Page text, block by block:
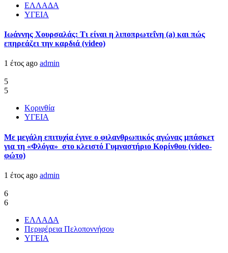
ΕΛΛΑΔΑ
ΥΓΕΙΑ
Ιωάννης Χουρσαλάς: Τι είναι η λιποπρωτεΐνη (a) και πώς
επηρεάζει την καρδιά (video)
1 έτος ago admin
5
5
Κορινθία
ΥΓΕΙΑ
Με μεγάλη επιτυχία έγινε ο φιλανθρωπικός αγώνας μπάσκετ
για τη «Φλόγα» στο κλειστό Γυμναστήριο Κορίνθου (video-
φώτο)
1 έτος ago admin
6
6
ΕΛΛΑΔΑ
Περιφέρεια Πελοποννήσου
ΥΓΕΙΑ